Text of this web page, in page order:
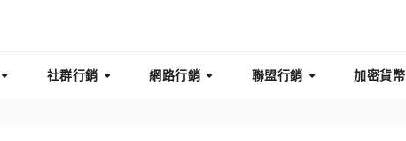
社群行銷 網路行銷 聯盟行銷 加密貨幣